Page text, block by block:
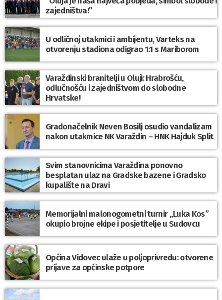
zajedništva!”
U odličnoj utakmici i ambijentu, Varteks na
otvorenju stadiona odigrao 1:1 s Mariborom
Varaždinski branitelji u Oluji: Hrabrošću,
odlučnošću i zajedništvom do slobodne
Hrvatske!
Gradonačelnik Neven Bosilj osudio vandalizam
nakon utakmice NK Varaždin – HNK Hajduk Split
Svim stanovnicima Varaždina ponovno
besplatan ulaz na Gradske bazene i Gradsko
kupalište na Dravi
Memorijalni malonogometni turnir „Luka Kos”
okupio brojne ekipe i posjetitelje u Sudovcu
Općina Vidovec ulaže u poljoprivredu: otvorene
prijave za općinske potpore